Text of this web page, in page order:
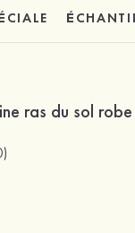
ras du sol